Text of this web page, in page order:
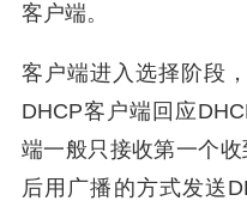
客户端。
客户端进入选择阶段
DHCP客户端回应
端一般只接收第一个
后用广播的方式发送